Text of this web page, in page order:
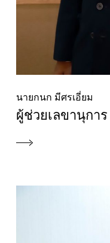
นายกนก มีศรเอี่ยม
ผู้ช่วยเลขานุการ